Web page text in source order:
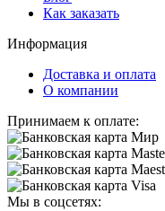
Как заказать
Информация
Доставка и оплата
О компании
Принимаем к оплате:
Мы в соцсетях: